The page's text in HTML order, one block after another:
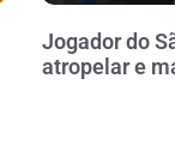
Jogador do
atropelar e